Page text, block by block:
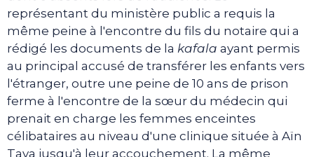
représentant du ministère public a requis la
même peine à l'encontre du fils du notaire qui a
rédigé les documents de la kafala ayant permis
au principal accusé de transférer les enfants vers
l'étranger, outre une peine de 10 ans de prison
ferme à l'encontre de la sœur du médecin qui
prenait en charge les femmes enceintes
célibataires au niveau d'une clinique située à Aïn
Taya jusqu'à leur accouchement. La même